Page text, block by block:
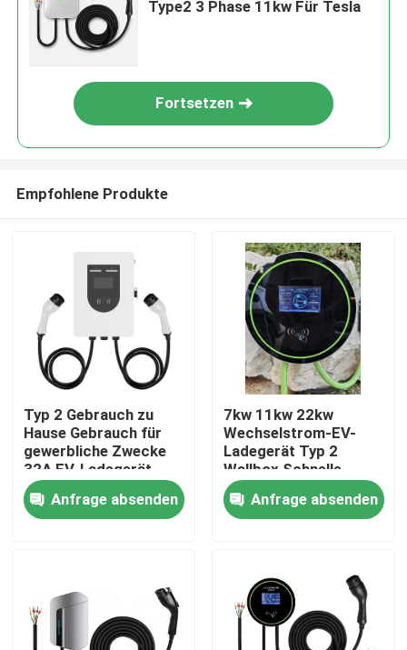
Produkte
Type2 3 Phase 11kw Für Tesla
Fortsetzen
Empfohlene Produkte
Typ 2 Gebrauch zu
Hause Gebrauch für
gewerbliche Zwecke
32A EV-Ladegerät
14KW Stufe 2
Ladestation EVSE
Anfrage absenden
7kw 11kw 22kw
Wechselstrom-EV-
Ladegerät Typ 2
Wallbox Schnelle
Ladestationen für
Elektrofahrzeuge
Anfrage absenden